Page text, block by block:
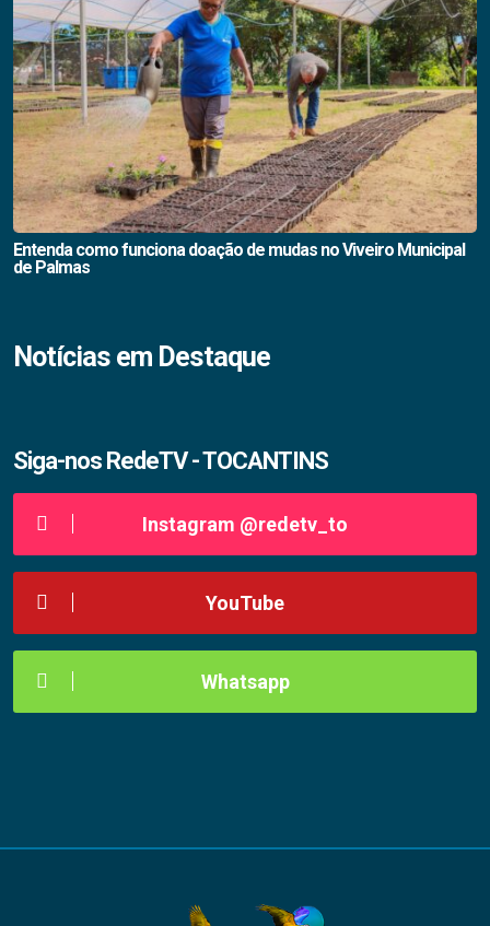
Entenda como funciona doação de mudas no Viveiro Municipal
de Palmas
Notícias em Destaque
Siga-nos RedeTV - TOCANTINS
Instagram @redetv_to
YouTube
Whatsapp